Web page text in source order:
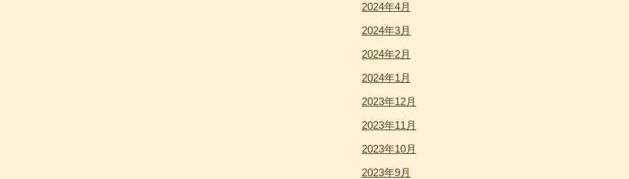
2024年4月
2024年3月
2024年2月
2024年1月
2023年12月
2023年11月
2023年10月
2023年9月